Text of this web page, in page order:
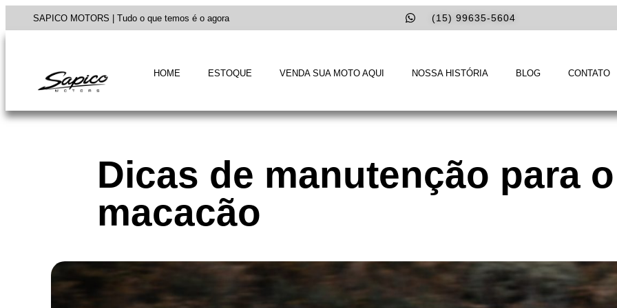
SAPICO MOTORS | Tudo o que temos é o agora (15) 99635-5604
HOME ESTOQUE VENDA SUA MOTO AQUI NOSSA HISTÓRIA BLOG CONTATO
Dicas de manutenção para
macacão